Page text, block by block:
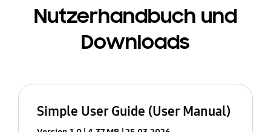
Nutzerhandbuch und
Downloads
Simple User Guide (User Manual)